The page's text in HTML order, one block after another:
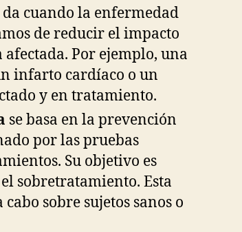
da cuando la enfermedad
de reducir el impacto
afectada. Por ejemplo, una
infarto cardíaco o un
y en tratamiento.
se basa en la prevención
por las pruebas
Su objetivo es
sobretratamiento. Esta
sobre sujetos sanos o